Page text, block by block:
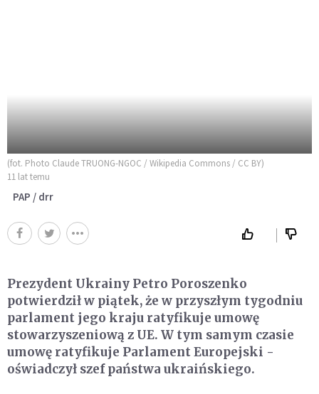
(fot. Photo Claude TRUONG-NGOC / Wikipedia Commons / CC BY)
11 lat temu
PAP / drr
Prezydent Ukrainy Petro Poroszenko
potwierdził w piątek, że w przyszłym tygodniu
parlament jego kraju ratyfikuje umowę
stowarzyszeniową z UE. W tym samym czasie
umowę ratyfikuje Parlament Europejski -
oświadczył szef państwa ukraińskiego.